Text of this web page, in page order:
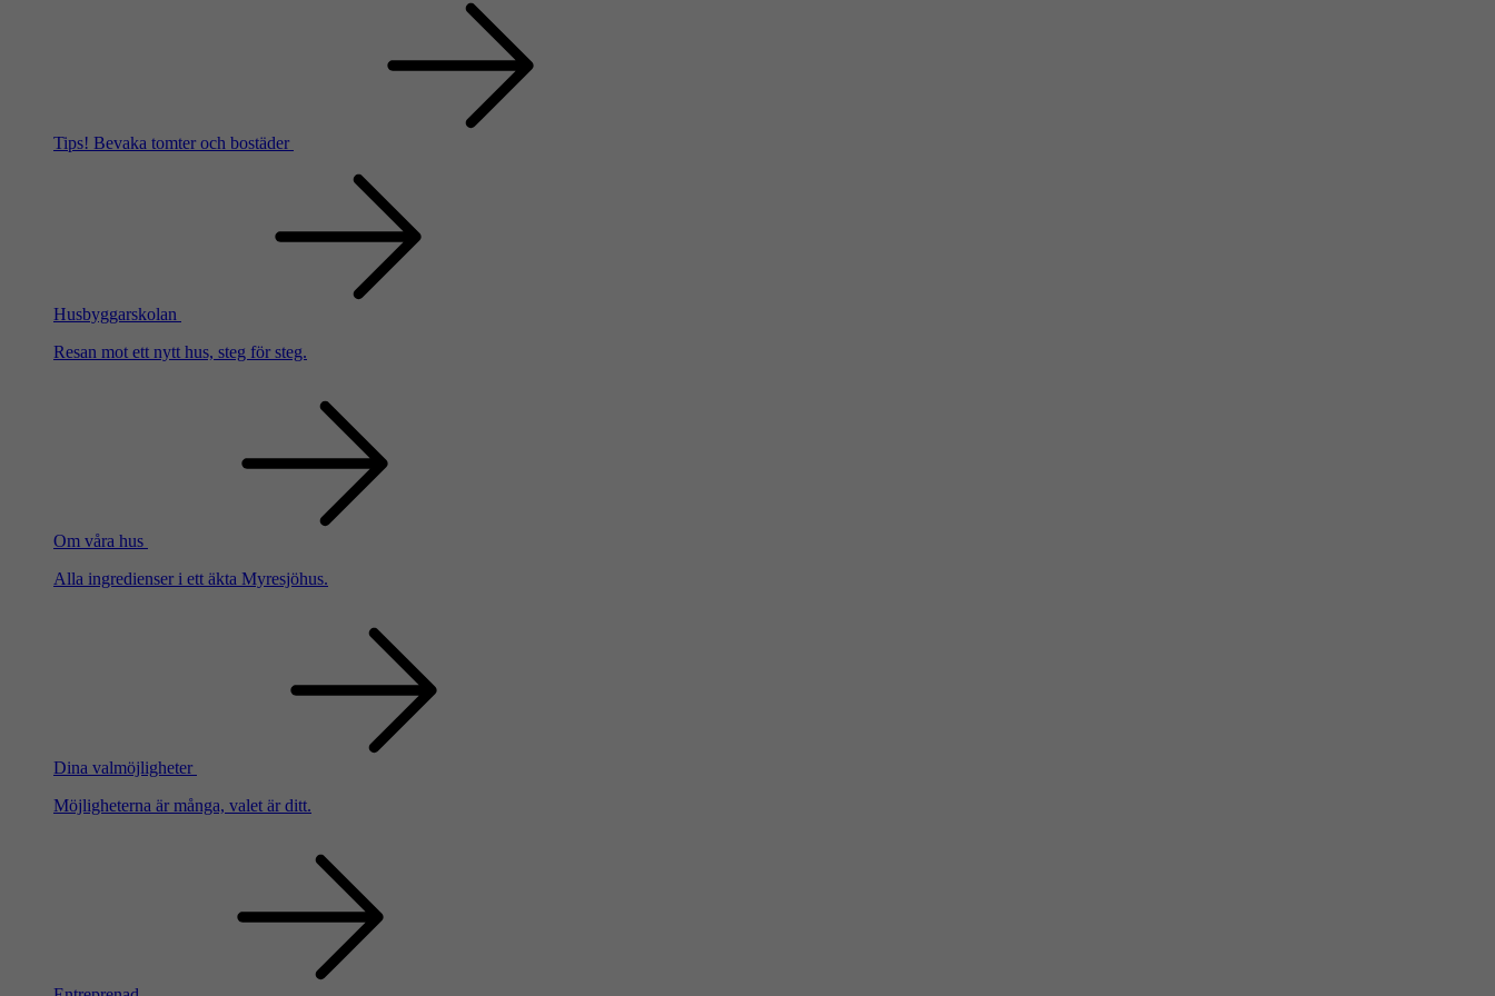
Tips! Bevaka tomter och bostäder
Husbyggarskolan
Resan mot ett nytt hus, steg för steg.
Om våra hus
Alla ingredienser i ett äkta Myresjöhus.
Dina valmöjligheter
Möjligheterna är många, valet är ditt.